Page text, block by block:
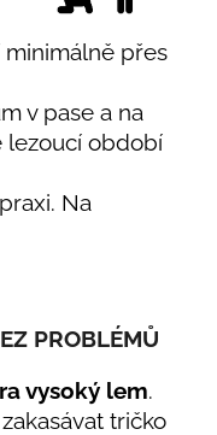
přes
v pase a na
lezoucí období
Na
PROBLÉMŮ
vysoký lem.
tričko